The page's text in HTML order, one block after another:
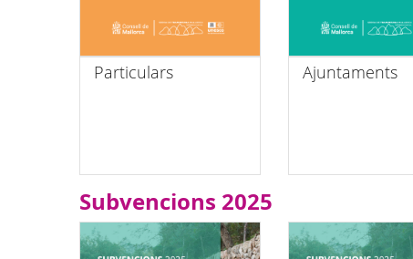
Particulars Ajuntaments
Subvencions 2025